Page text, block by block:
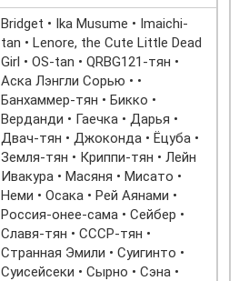
Bridget • Ika Musume • Imaichi-
tan • Lenore, the Cute Little Dead
Girl • OS-tan • QRBG121-тян •
Аска Лэнгли Сорью • •
Банхаммер-тян • Бикко •
Верданди • Гаечка • Дарья •
Двач-тян • Джоконда • Ёцуба •
Земля-тян • Криппи-тян • Лейн
Ивакура • Масяня • Мисато •
Неми • Осака • Рей Аянами •
Россия-онее-сама • Сейбер •
Славя-тян • СССР-тян •
Странная Эмили • Суигинто •
Суисейсеки • Сырно • Сэна •